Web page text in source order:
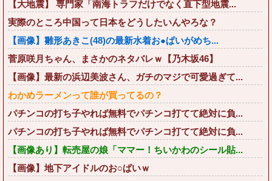
【大地震】 専門家「南海トラフだけでなく直下型地震...
実際のところ中国って日本をどうしたいんやろな？
【画像】雛形あきこ(48)の最新水着お●ぱいがめち...
菅原咲月ちゃん、まさかのネタバレｗ【乃木坂46】
【画像】最新の浜辺美波さん、ガチのマジで可愛過ぎて...
わかめラーメンって誰が買ってるの？
パチンコの打ち子やれば無料でパチンコ打てて絶対に負...
パチンコの打ち子やれば無料でパチンコ打てて絶対に負...
【画像あり】転売屋の娘「ママー！ちいかわのシール貼...
【画像】地下アイドルのお○ぱいｗ